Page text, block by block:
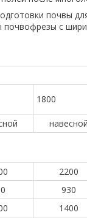
почвы
с
1800
навесной
2200
930
1400